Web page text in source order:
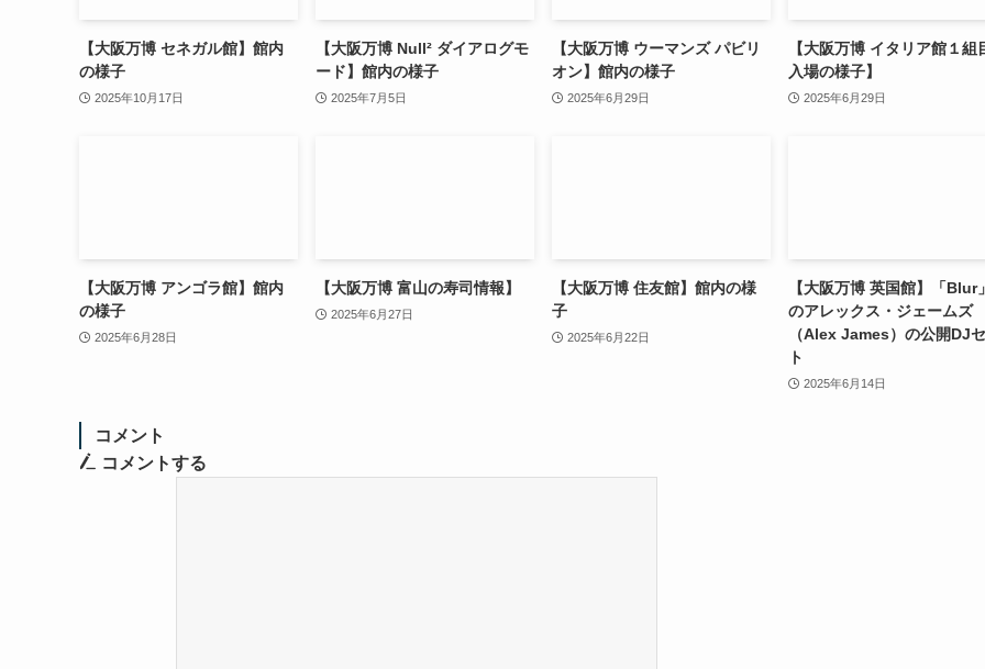
【大阪万博 セネガル館】館内
の様子
2025年10月17日
【大阪万博 Null² ダイアログモ
ード】館内の様子
2025年7月5日
【大阪万博 ウーマンズ パビリ
オン】館内の様子
2025年6月29日
【大阪万博 イタリア館１組
入場の様子】
2025年6月29日
【大阪万博 アンゴラ館】館内
の様子
2025年6月28日
【大阪万博 富山の寿司情報】
2025年6月27日
【大阪万博 住友館】館内の様
子
2025年6月22日
【大阪万博 英国館】「Blur」
のアレックス・ジェームズ
（Alex James）の公開DJ
ト
2025年6月14日
コメント
コメントする